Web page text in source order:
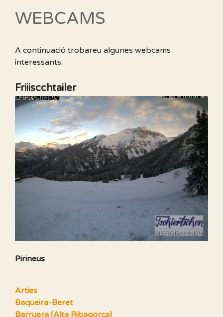
WEBCAMS
A continuació trobareu algunes webcams
interessants.
Friiiscchtailer
Pirineus
Arties
Baqueira-Beret
Barruera (Alta Ribagorça)